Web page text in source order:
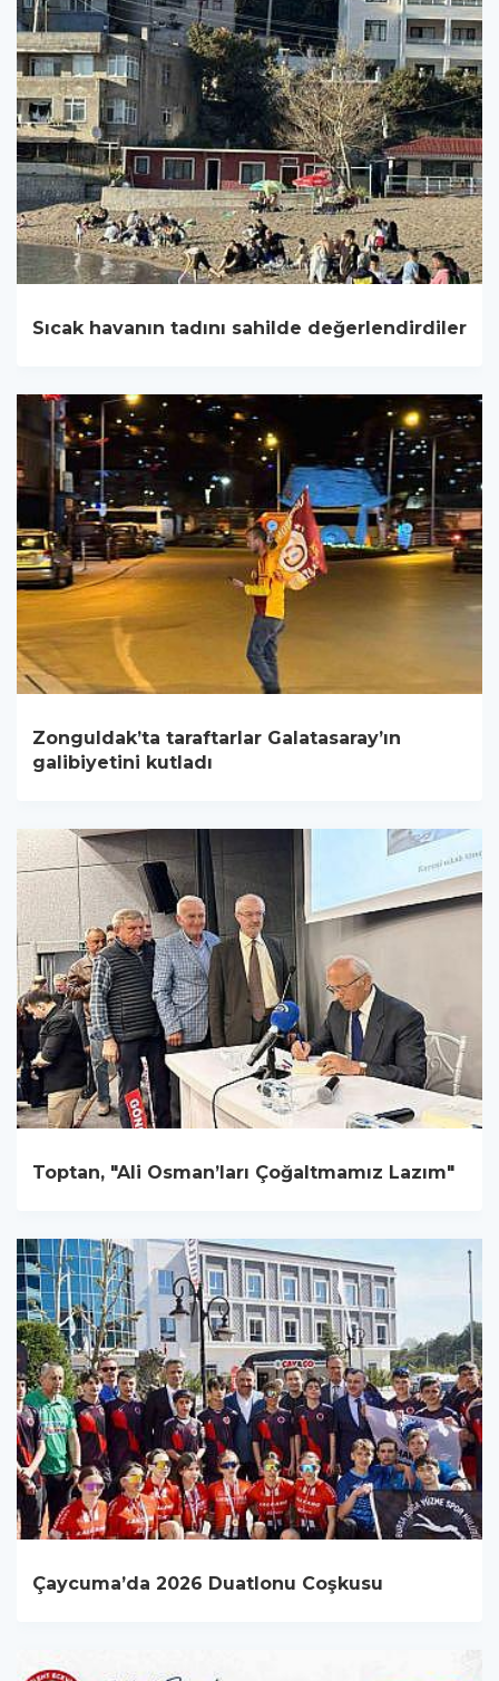
Sıcak havanın tadını sahilde değerlendirdiler
Zonguldak’ta taraftarlar Galatasaray’ın
galibiyetini kutladı
Toptan, "Ali Osman’ları Çoğaltmamız Lazım"
Çaycuma’da 2026 Duatlonu Coşkusu